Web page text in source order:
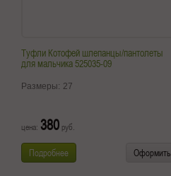
Туфли Котофей шлепанцы/пантолеты
для мальчика 525035-09
Размеры: 27
цена: 380 руб.
Подробнее Оформить